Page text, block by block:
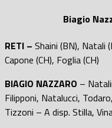
Biagio
RETI – Shaini (BN), Natali
Capone (CH), Foglia (CH)
BIAGIO NAZZARO –
Filipponi, Natalucci,
Tizzoni – A disp. Stilla,